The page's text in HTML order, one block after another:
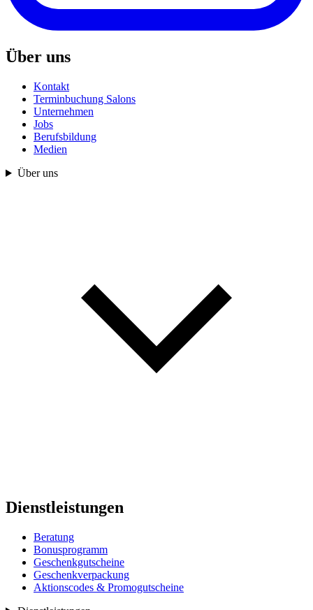
Über uns
Kontakt
Terminbuchung Salons
Unternehmen
Jobs
Berufsbildung
Medien
Über uns
Dienstleistungen
Beratung
Bonusprogramm
Geschenkgutscheine
Geschenkverpackung
Aktionscodes & Promogutscheine